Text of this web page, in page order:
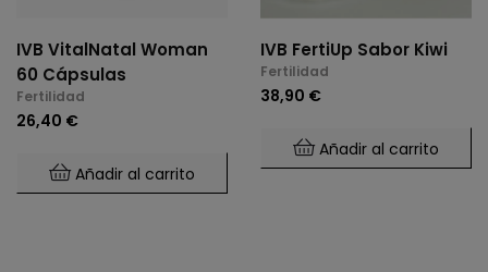
IVB VitalNatal Woman
60 Cápsulas
Fertilidad
26,40 €
Añadir al carrito
IVB FertiUp Sabor Kiwi
Fertilidad
38,90 €
Añadir al carrito